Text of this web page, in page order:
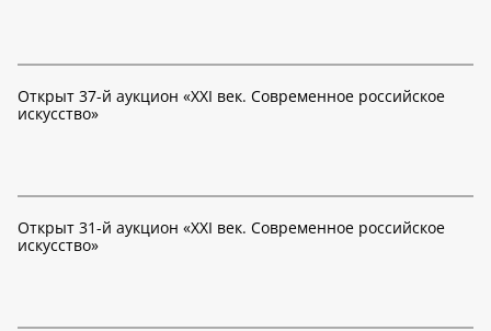
Открыт 37-й аукцион «XXI век. Современное российское
искусство»
Открыт 31-й аукцион «XXI век. Современное российское
искусство»